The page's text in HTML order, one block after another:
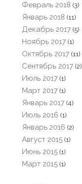
Февраль 2018 (3)
Январь 2018 (11)
Декабрь 2017 (5)
Ноябрь 2017 (1)
Октябрь 2017 (11)
Сентябрь 2017 (2)
Июль 2017 (1)
Март 2017 (1)
Январь 2017 (4)
Июль 2016 (1)
Январь 2016 (2)
Август 2015 (1)
Июнь 2015 (1)
Март 2015 (1)